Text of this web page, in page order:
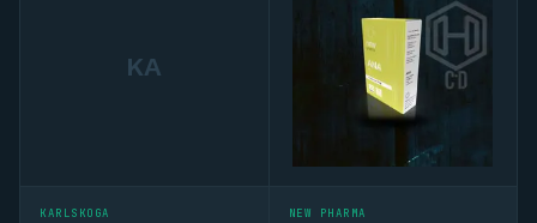
KA
KARLSKOGA
NEW PHARMA